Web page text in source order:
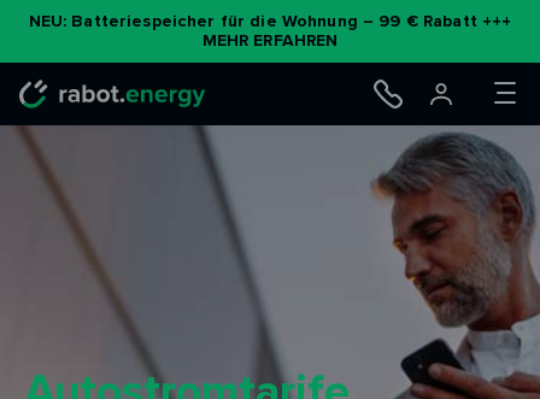
NEU: Batteriespeicher für die Wohnung – 99 € Rabatt +++
MEHR ERFAHREN
Zum
Inhalt
springen